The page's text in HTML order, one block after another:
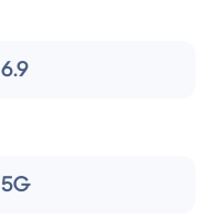
6.9
5G